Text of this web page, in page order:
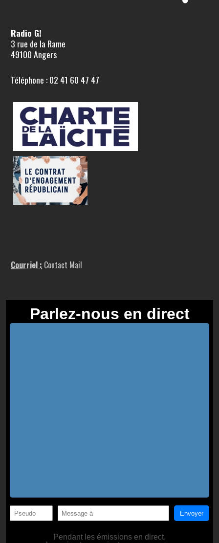
Radio G!
3 rue de la Rame
49100 Angers
Téléphone : 02 41 60 47 47
Courriel : Contact Mail